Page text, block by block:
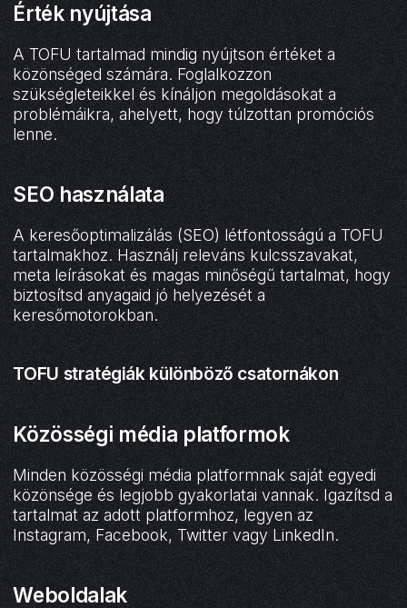
Érték nyújtása
A TOFU tartalmad mindig nyújtson értéket a
közönséged számára. Foglalkozzon
szükségleteikkel és kínáljon megoldásokat a
problémáikra, ahelyett, hogy túlzottan promóciós
lenne.
SEO használata
A keresőoptimalizálás (SEO) létfontosságú a TOFU
tartalmakhoz. Használj releváns kulcsszavakat,
meta leírásokat és magas minőségű tartalmat, hogy
biztosítsd anyagaid jó helyezését a
keresőmotorokban.
TOFU stratégiák különböző csatornákon
Közösségi média platformok
Minden közösségi média platformnak saját egyedi
közönsége és legjobb gyakorlatai vannak. Igazítsd a
tartalmat az adott platformhoz, legyen az
Instagram, Facebook, Twitter vagy LinkedIn.
Weboldalak